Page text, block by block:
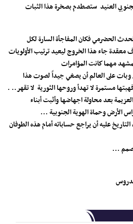
العنيد ستصطدم بصخرة هذا الثبات
الحضرمي فكان المفاجأة السارة لكل
جاء هذا الخروج ليعيد ترتيب الأولويات
مهما كانت المؤامرات
على العالم أن يصغي جيداً لصوت هذا
مستمرة لا تهدأ وروحها الثورية لا تقهر.. .
بعد محاولة اجهاضها وأثبت أبناء
الأرض وحماة الهوية الجنوبية ...
عليه أن يراجع حساباته أمام هذه الطوفان
...